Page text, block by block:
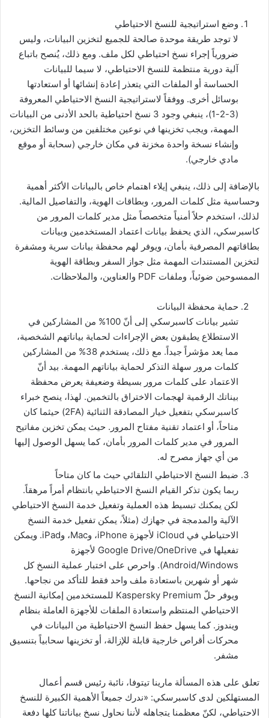
وضع استراتيجية للنسخ الاحتياطي
لا توجد طريقة موحدة صالحة للجميع لتخزين البيانات، وليس
ضرورياً إجراء نسخ احتياطي لكل ملف. ومع ذلك، يُنصح باتباع
آلية دورية منتظمة للنسخ الاحتياطي، لا سيما للبيانات
الحساسة أو الملفات التي يتعذر إعادة إنشائها أو استعادتها
بوسائل أخرى. ووفقاً لاستراتيجية النسخ الاحتياطي المعروفة
(3-2-1)، ينبغي وجود 3 نسخ احتياطية بالحد الأدنى من البيانات
المهمة، ويجب تخزينها في نوعين مختلفين من وسائط التخزين،
وإنشاء نسخة واحدة مخزنة في مكان خارجي (سحابة أو موقع
مادي خارجي).
بالإضافة إلى ذلك، ينبغي إيلاء اهتمام خاص بالبيانات الأكثر أهمية
وحساسية مثل كلمات المرور، وبطاقات الهوية، والتفاصيل المالية.
لذلك، استخدم حلاً أمنياً متخصصاً مثل مدير كلمات المرور من
كاسبرسكي، الذي يحفظ بيانات اعتماد المستخدمين وبيانات
بطاقاتهم المصرفية بأمان، ويوفر لهم محفظة بيانات سرية ومشفرة
لتخزين المستندات المهمة مثل جواز السفر وبطاقة الهوية
الممسوحين ضوئياً، وملفات PDF والعناوين، والملاحظات.
حماية محفظة البيانات
تشير بيانات كاسبرسكي إلى أنّ 100% من المشاركين في
الاستطلاع يطبقون بعض الإجراءات لحماية بياناتهم الشخصية،
مما يعد مؤشراً جيداً. مع ذلك، يستخدم 38% من المشاركين
كلمات مرور سهلة التذكر لحماية بياناتهم المهمة. بيد أنّ
الاعتماد على كلمات مرور بسيطة وضعيفة يعرض محفظة
بيناتك الرقمية لهجمات الاختراق بالتخمين. لهذا، ينصح خبراء
كاسبرسكي بتفعيل خيار المصادقة الثنائية (2FA) حيثما كان
متاحاً، أو اعتماد تقنية مفتاح المرور. حيث يمكن تخزين مفاتيح
المرور في مدير كلمات المرور بأمان، كما يسهل الوصول إليها
من أي جهاز مصرح له.
ضبط النسخ الاحتياطي التلقائي حيث ما كان متاحاً
ربما يكون تذكر القيام النسخ الاحتياطي بانتظام أمراً مرهقاً.
لكن يمكنك تبسيط هذه العملية وتفعيل خدمة النسخ الاحتياطي
الآلية والمدمجة في جهازك (مثلاً، يمكن تفعيل خدمة النسخ
الاحتياطي في iCloud لأجهزة iPhone، وMac، وiPad. ويمكن
تفعيلها في Google Drive/OneDrive لأجهزة
Android/Windows). واحرص على اختبار عملية النسخ كل
شهر أو شهرين باستعادة ملف واحد فقط للتأكد من نجاحها.
ويوفر حلّ Kaspersky Premium للمستخدمين إمكانية النسخ
الاحتياطي المنتظم واستعادة الملفات للأجهزة العاملة بنظام
ويندوز. كما يسهل حفظ النسخ الاحتياطية من البيانات في
محركات أقراص خارجية قابلة للإزالة، أو تخزينها سحابياً بتنسيق
مشفر.
تعلق على هذه المسألة مارينا تيتوفا، نائبة رئيس قسم أعمال
المستهلكين لدى كاسبرسكي: «ندرك جميعاً الأهمية الكبيرة للنسخ
الاحتياطي، لكنّ معظمنا يتجاهله لأننا نحاول نسخ بياناتنا كلها دفعة